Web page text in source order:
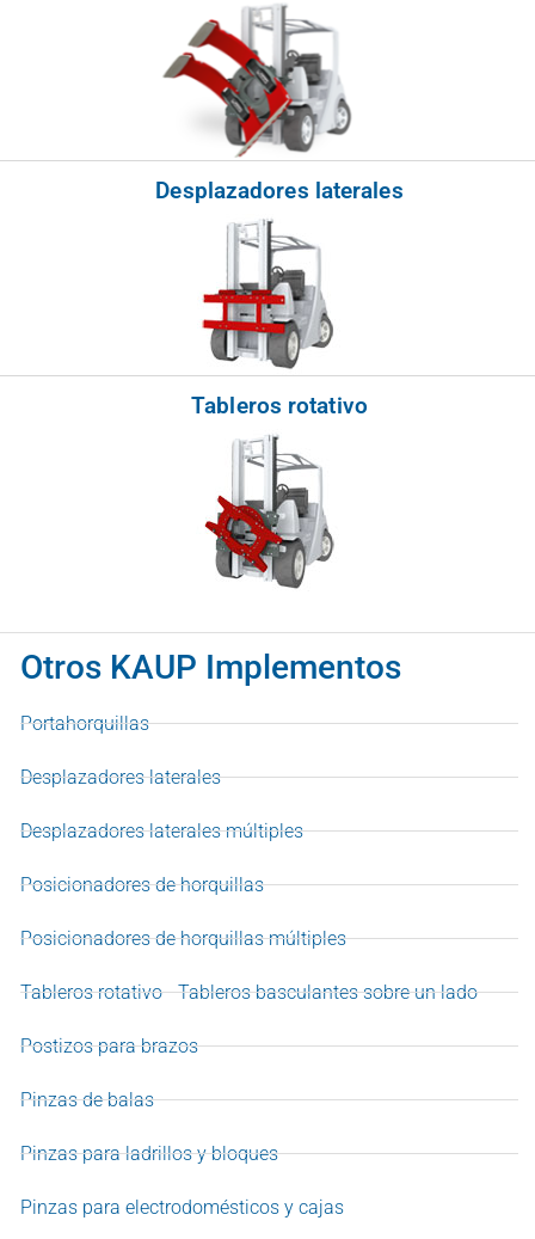
Desplazadores laterales
Tableros rotativo
Otros KAUP Implementos
Portahorquillas
Desplazadores laterales
Desplazadores laterales múltiples
Posicionadores de horquillas
Posicionadores de horquillas múltiples
Tableros rotativo - Tableros basculantes sobre un lado
Postizos para brazos
Pinzas de balas
Pinzas para ladrillos y bloques
Pinzas para electrodomésticos y cajas